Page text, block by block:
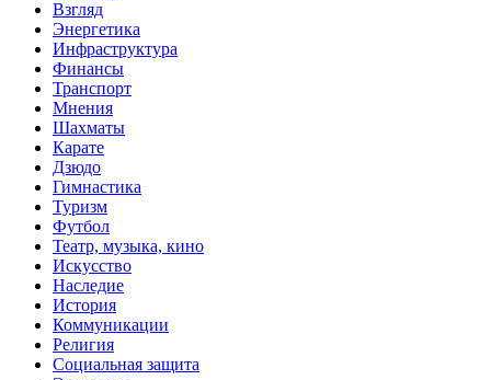
Взгляд
Энергетика
Инфраструктура
Финансы
Транспорт
Мнения
Шахматы
Карате
Дзюдо
Гимнастика
Туризм
Футбол
Театр, музыка, кино
Искусство
Наследие
История
Коммуникации
Религия
Социальная защита